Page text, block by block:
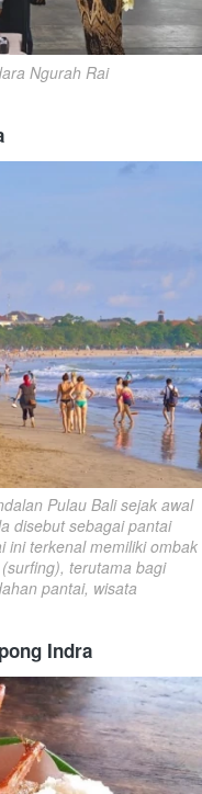
Ngurah Rai
Pulau Bali sejak awal
disebut sebagai pantai
ini terkenal memiliki ombak
terutama bagi
pantai, wisata
Indra